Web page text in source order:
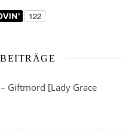
Giftmord [Lady Grace